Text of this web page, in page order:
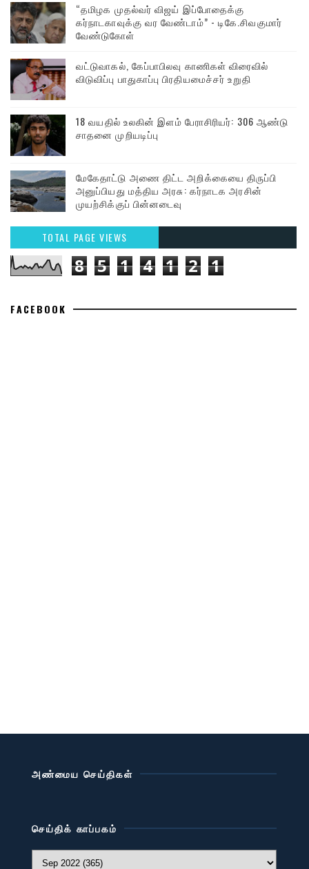
“தமிழக முதல்வர் விஜய் இப்போதைக்கு
கர்நாடகாவுக்கு வர வேண்டாம்” - டிகே.சிவகுமார்
வேண்டுகோள்
வட்டுவாகல், கேப்பாபிலவு காணிகள் விரைவில்
விடுவிப்பு பாதுகாப்பு பிரதியமைச்சர் உறுதி
18 வயதில் உலகின் இளம் பேராசிரியர்: 306 ஆண்டு
சாதனை முறியடிப்பு
மேகேதாட்டு அணை திட்ட அறிக்கையை திருப்பி
அனுப்பியது மத்திய அரசு: கர்நாடக அரசின்
முயற்சிக்குப் பின்னடைவு
TOTAL PAGE VIEWS
8 5 1 4 1 2 1
FACEBOOK
அண்மைய செய்திகள்
செய்திக் காப்பகம்